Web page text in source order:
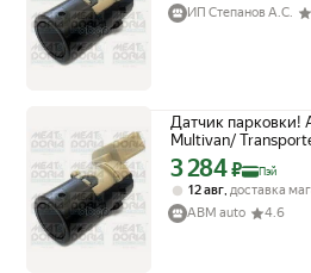
ИП Степанов А.С.
Датчик парковки!
Multivan/
DORIA арт. 94537
Цена с картой
3 284₽ Пэй
12 авг, доставка
ABM auto
4.6